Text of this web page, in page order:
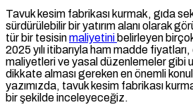
Tavuk kesim fabrikası kurmak, gıda
sürdürülebilir bir yatırım alanı olarak
tür bir tesisinmaliyetini belirleyen
2025 yılı itibarıyla ham madde
maliyetleri ve yasal düzenlemeler gibi
dikkate alması gereken en önemli
yazımızda, tavuk kesim fabrikası
bir şekilde inceleyeceğiz.